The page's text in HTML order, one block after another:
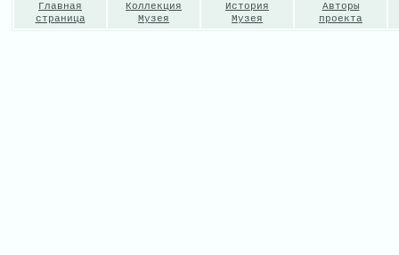
Главная
страница
Коллекция
Музея
История
Музея
Авторы
проекта